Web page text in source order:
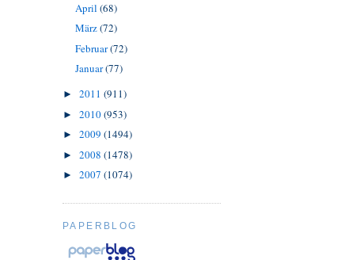
April (68)
März(72)
Februar(72)
Januar(77)
► 2011 (911)
► 2010(953)
► 2009 (1494)
► 2008 (1478)
► 2007 (1074)
PAPERBLOG